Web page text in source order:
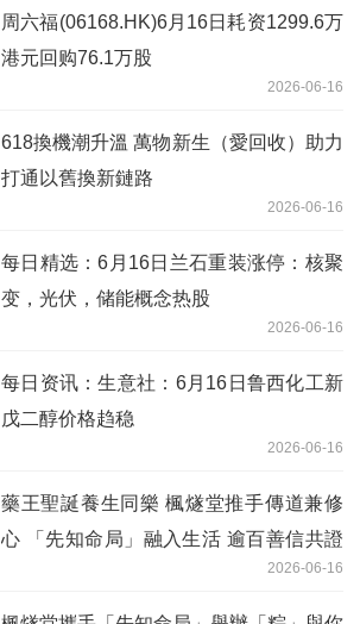
周六福(06168.HK)6月16日耗资1299.6万
港元回购76.1万股
2026-06-16
618換機潮升溫 萬物新生（愛回收）助力
打通以舊換新鏈路
2026-06-16
每日精选：6月16日兰石重装涨停：核聚
变，光伏，储能概念热股
2026-06-16
每日资讯：生意社：6月16日鲁西化工新
戊二醇价格趋稳
2026-06-16
藥王聖誕養生同樂 楓燧堂推手傳道兼修
心 「先知命局」融入生活 逾百善信共證
2026-06-16